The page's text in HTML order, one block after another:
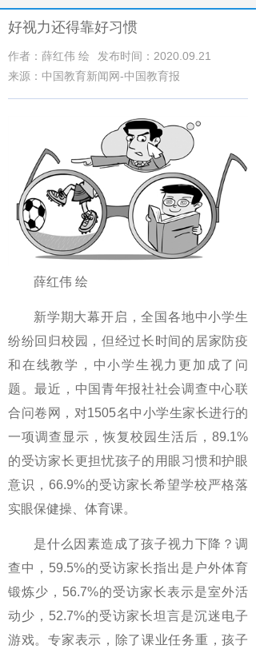
好视力还得靠好习惯
作者：薛红伟 绘
发布时间：2020.09.21
来源：中国教育新闻网-中国教育报
薛红伟 绘
新学期大幕开启，全国各地中小学生
纷纷回归校园，但经过长时间的居家防疫
和在线教学，中小学生视力更加成了问
题。最近，中国青年报社社会调查中心联
合问卷网，对1505名中小学生家长进行的
一项调查显示，恢复校园生活后，89.1%
的受访家长更担忧孩子的用眼习惯和护眼
意识，66.9%的受访家长希望学校严格落
实眼保健操、体育课。
是什么因素造成了孩子视力下降？调
查中，59.5%的受访家长指出是户外体育
锻炼少，56.7%的受访家长表示是室外活
动少，52.7%的受访家长坦言是沉迷电子
游戏。专家表示，除了课业任务重，孩子